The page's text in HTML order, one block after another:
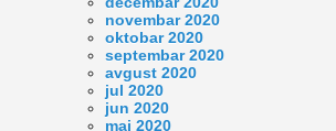
novembar 2020
oktobar 2020
septembar 2020
avgust 2020
jul 2020
jun 2020
maj 2020